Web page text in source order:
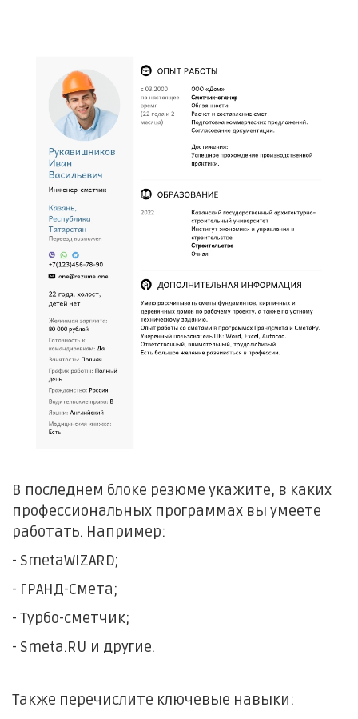
В последнем блоке резюме укажите, в каких
профессиональных программах вы умеете
работать. Например:
- SmetaWIZARD;
- ГРАНД-Смета;
- Турбо-сметчик;
- Smeta.RU и другие.
Также перечислите ключевые навыки: